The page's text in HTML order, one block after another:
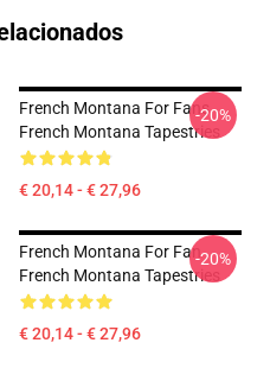
French Montana For Fans
French Montana Tapestries
€ 20,14 - € 27,96
-20%
French Montana For Fan
French Montana Tapestries
€ 20,14 - € 27,96
-20%